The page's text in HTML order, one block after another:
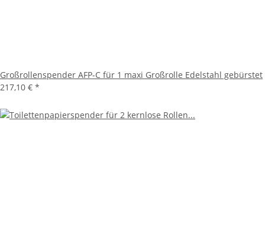
Großrollenspender AFP-C für 1 maxi Großrolle Edelstahl gebürstet
217,10 € *